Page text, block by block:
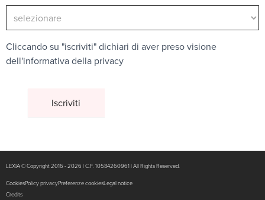
Cliccando su "iscriviti" dichiari di aver preso visione
dell'informativa della privacy
LEXIA © Copyright 2016 - 2026 | C.F. 10584260961 | All Rights Reserved.
CookiesPolicy privacyPreferenze cookiesLegal notice
Credits